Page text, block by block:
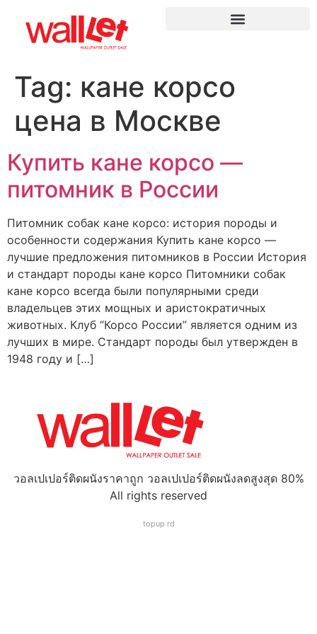
Tag: кане корсо
цена в Москве
Купить кане корсо —
питомник в России
Питомник собак кане корсо: история породы и
особенности содержания Купить кане корсо —
лучшие предложения питомников в России История
и стандарт породы кане корсо Питомники собак
кане корсо всегда были популярными среди
владельцев этих мощных и аристократичных
животных. Клуб “Корсо России” является одним из
лучших в мире. Стандарт породы был утвержден в
1948 году и […]
วอลเปเปอร์ติดผนังราคาถูก วอลเปเปอร์ติดผนังลดสูงสุด 80%
All rights reserved
topup rd